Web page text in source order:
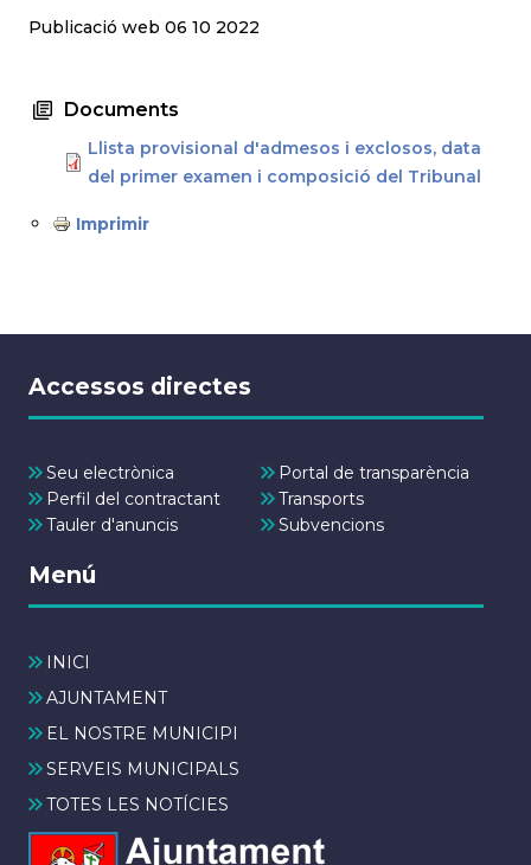
Publicació web 06 10 2022
Documents
Llista provisional d'admesos i exclosos, data
del primer examen i composició del Tribunal
Imprimir
Accessos directes
Seu electrònica
Portal de transparència
Perfil del contractant
Transports
Tauler d'anuncis
Subvencions
Menú
INICI
AJUNTAMENT
EL NOSTRE MUNICIPI
SERVEIS MUNICIPALS
TOTES LES NOTÍCIES